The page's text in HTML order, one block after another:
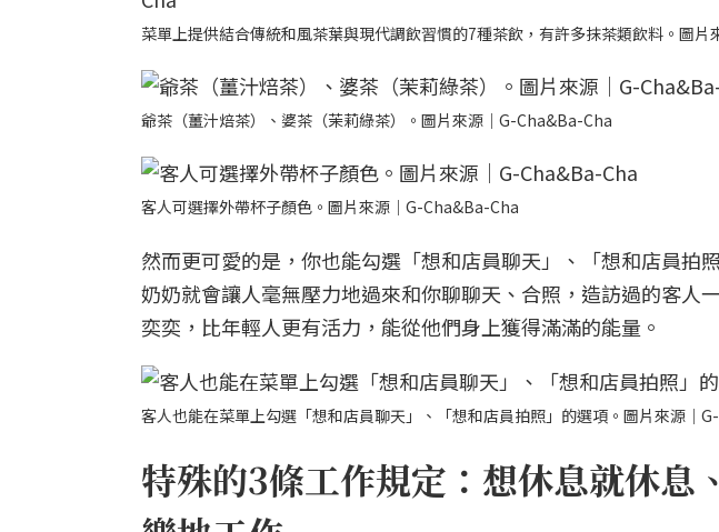
菜單上提供結合傳統和風茶葉與現代調飲習慣的7種茶飲，有許多抹茶類飲料。圖
爺茶（薑汁焙茶）、婆茶（茉莉綠茶）。圖片來源｜G-Cha&Ba-Cha
客人可選擇外帶杯子顏色。圖片來源｜G-Cha&Ba-Cha
然而更可愛的是，你也能勾選「想和店員聊天」、「想和店員拍
奶奶就會讓人毫無壓力地過來和你聊聊天、合照，造訪過的客人
奕奕，比年輕人更有活力，能從他們身上獲得滿滿的能量。
客人也能在菜單上勾選「想和店員聊天」、「想和店員拍照」的選項。圖片來源｜
特殊的3條工作規定：想休息就休息